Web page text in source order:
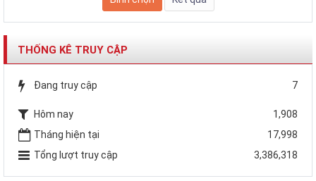
THỐNG KÊ TRUY CẬP
Đang truy cập 7
Hôm nay
1,908
Tháng hiện tại
17,998
Tổng lượt truy cập
3,386,318